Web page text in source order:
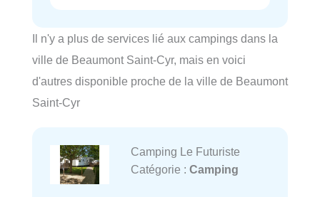
Il n'y a plus de services lié aux campings dans la
ville de Beaumont Saint-Cyr, mais en voici
d'autres disponible proche de la ville de Beaumont
Saint-Cyr
Camping Le Futuriste
Catégorie : Camping